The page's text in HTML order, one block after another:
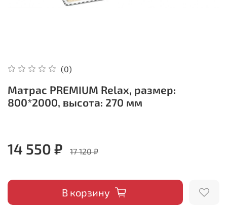
(0)
Матрас PREMIUM Relax, размер:
800*2000, высота: 270 мм
14 550 ₽ 17 120 ₽
В корзину